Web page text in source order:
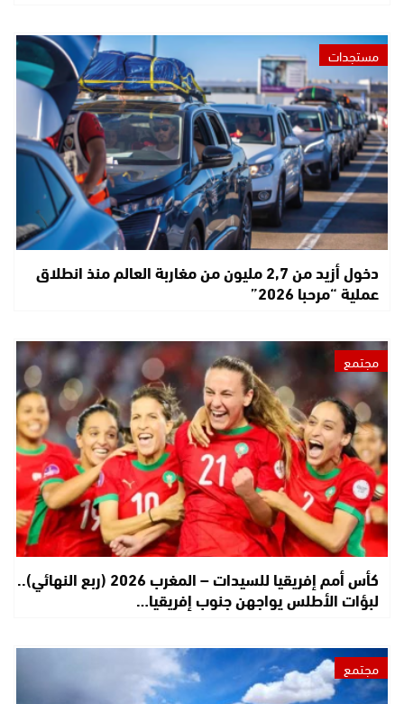
مستجدات
دخول أزيد من 2,7 مليون من مغاربة العالم منذ انطلاق
عملية “مرحبا 2026”
مجتمع
كأس أمم إفريقيا للسيدات – المغرب 2026 (ربع النهائي)..
لبؤات الأطلس يواجهن جنوب إفريقيا…
مجتمع